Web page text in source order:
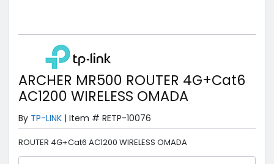
ARCHER MR500 ROUTER 4G+Cat6
AC1200 WIRELESS OMADA
By TP-LINK | Item # RETP-10076
ROUTER 4G+Cat6 AC1200 WIRELESS OMADA